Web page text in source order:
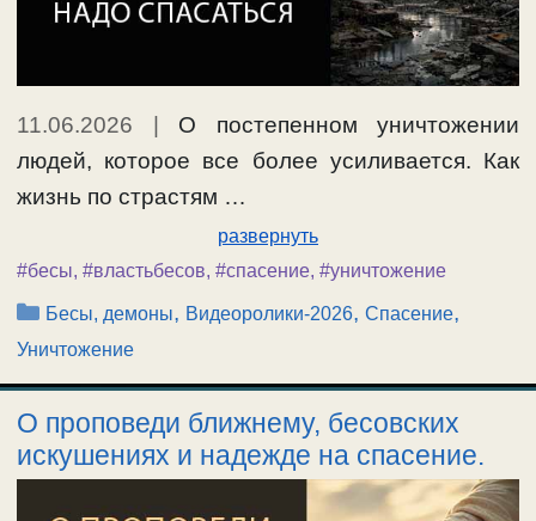
11.06.2026
О постепенном уничтожении
людей, которое все более усиливается. Как
жизнь по страстям …
развернуть
#бесы, #властьбесов, #спасение, #уничтожение
Рубрики
Бесы, демоны, Видеоролики-2026,Спасение,
Уничтожение
О проповеди ближнему, бесовских
искушениях и надежде на спасение.